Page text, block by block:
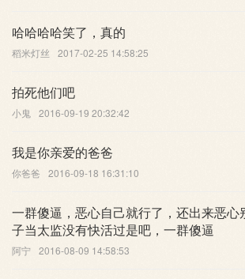
哈哈哈哈笑了，真的
稻米灯丝 2017-02-25 14:58:25
拍死他们吧
小鬼 2016-09-19 20:32:42
我是你亲爱的爸爸
你爸爸 2016-09-18 16:31:10
一群傻逼，恶心自己就行了，还出来恶心
子当太监没有快活过是吧，一群傻逼
阿宁 2016-08-09 14:58:53